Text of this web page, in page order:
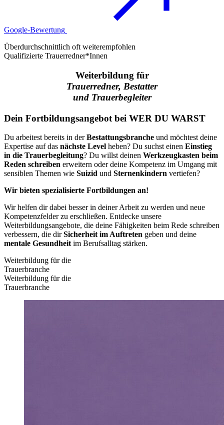
Google-Bewertung
Überdurchschnittlich oft weiterempfohlen
Qualifizierte Trauerredner*Innen
Weiterbildung für
Trauerredner, Bestatter
und Trauerbegleiter
Dein Fortbildungsangebot bei WER DU WARST
Du arbeitest bereits in derBestattungsbranche und möchtest deine
Expertise auf das nächste Level heben? Du suchst einen Einstieg
in die Trauerbegleitung? Du willst deinen Werkzeugkasten beim
Reden schreiben erweitern oder deine Kompetenz im Umgang mit
sensiblen Themen wie Suizid und Sternenkindern vertiefen?
Wir bieten spezialisierte Fortbildungen an!
Wir helfen dir dabei besser in deiner Arbeit zu werden und neue
Kompetenzfelder zu erschließen. Entdecke unsere
Weiterbildungsangebote, die deine Fähigkeiten beim Rede schreiben
verbessern, die dirSicherheit im Auftreten geben und deine
mentale Gesundheit im Berufsalltag stärken.
Weiterbildung für die
Trauerbranche
Weiterbildung für die
Trauerbranche